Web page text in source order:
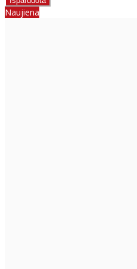
Naujiena